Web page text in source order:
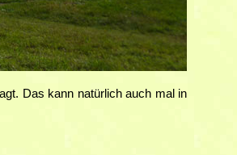
Das kann natürlich auch mal in